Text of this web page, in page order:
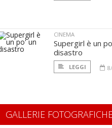
CINEMA
Supergirl è un
disastro
LEGGI
GALLERIE FOTOGRAFICHE